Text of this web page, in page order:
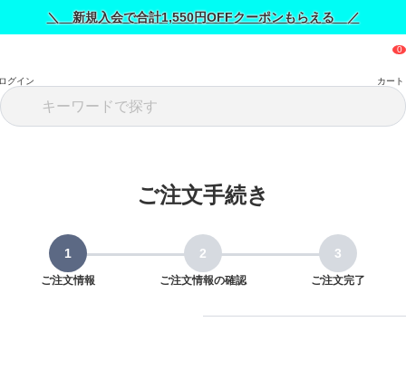
＼ 新規入会で合計1,550円OFFクーポンもらえる ／
グイン カート
ご注文手続き
ご注文情報 ご注文情報の確認 ご注文完了